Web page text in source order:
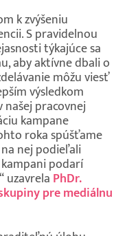
k zvýšeniu
S pravidelnou
týkajúce sa
aby aktívne dbali o
môžu viesť
výsledkom
pracovnej
kampane
roka spúšťame
nej podieľali
podarí
uzavrela PhDr.
pre mediálnu